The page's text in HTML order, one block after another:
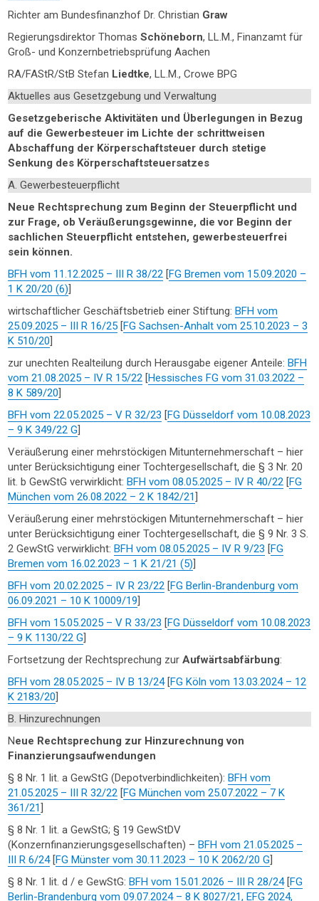
Richter am Bundesfinanzhof Dr. Christian Graw
Regierungsdirektor ThomasSchöneborn, LL.M., Finanzamt für
Groß- und Konzernbetriebsprüfung Aachen
RA/FAStR/StB Stefan Liedtke, LL.M., Crowe BPG
Aktuelles aus Gesetzgebung und Verwaltung
Gesetzgeberische Aktivitäten und Überlegungen in Bezug
auf die Gewerbesteuer im Lichte der schrittweisen
Abschaffung der Körperschaftsteuer durch stetige
Senkung des Körperschaftsteuersatzes
A. Gewerbesteuerpflicht
Neue Rechtsprechung zum Beginn der Steuerpflicht und
zur Frage, ob Veräußerungsgewinne, die vor Beginn der
sachlichen Steuerpflicht entstehen, gewerbesteuerfrei
sein können.
BFH vom 11.12.2025 – III R 38/22 [FG Bremen vom 15.09.2020 –
1 K 20/20 (6)]
wirtschaftlicher Geschäftsbetrieb einer Stiftung:BFH vom
25.09.2025 – III R 16/25 [FG Sachsen-Anhalt vom 25.10.2023 – 3
K 510/20]
zur unechten Realteilung durch Herausgabe eigener Anteile:BFH
vom 21.08.2025 – IV R 15/22 [Hessisches FG vom 31.03.2022 –
8 K 589/20]
BFH vom 22.05.2025 – V R 32/23 [FG Düsseldorf vom 10.08.2023
– 9 K 349/22 G]
Veräußerung einer mehrstöckigen Mitunternehmerschaft – hier
unter Berücksichtigung einer Tochtergesellschaft, die § 3 Nr. 20
lit. b GewStG verwirklicht:BFH vom 08.05.2025 – IV R 40/22 [FG
München vom 26.08.2022 – 2 K 1842/21]
Veräußerung einer mehrstöckigen Mitunternehmerschaft – hier
unter Berücksichtigung einer Tochtergesellschaft, die § 9 Nr. 3 S.
2 GewStG verwirklicht:BFH vom 08.05.2025 – IV R 9/23 [FG
Bremen vom 16.02.2023 – 1 K 21/21 (5)]
BFH vom 20.02.2025 – IV R 23/22 [FG Berlin-Brandenburg vom
06.09.2021 – 10 K 10009/19]
BFH vom 15.05.2025 – V R 33/23 [FG Düsseldorf vom 10.08.2023
– 9 K 1130/22 G]
Fortsetzung der Rechtsprechung zurAufwärtsabfärbung:
BFH vom 28.05.2025 – IV B 13/24[FG Köln vom 13.03.2024 – 12
K 2183/20]
B. Hinzurechnungen
Neue Rechtsprechung zur Hinzurechnung von
Finanzierungsaufwendungen
§ 8 Nr. 1 lit. a GewStG (Depotverbindlichkeiten):BFH vom
21.05.2025 – III R 32/22 [FG München vom 25.07.2022 – 7 K
361/21]
§ 8 Nr. 1 lit. a GewStG; § 19 GewStDV
(Konzernfinanzierungsgesellschaften) –BFH vom 21.05.2025 –
III R 6/24[FG Münster vom 30.11.2023 – 10 K 2062/20 G]
§ 8 Nr. 1 lit. d / e GewStG:BFH vom 15.01.2026 – III R 28/24[FG
Berlin-Brandenburg vom 09.07.2024 – 8 K 8027/21, EFG 2024,